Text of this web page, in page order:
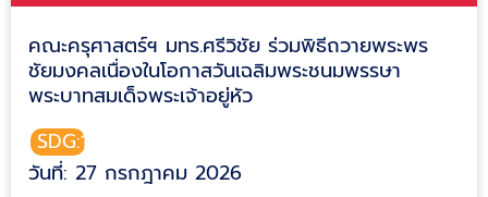
คณะครุศาสตร์ฯ มทร.ศรีวิชัย ร่วมพิธีถวายพระพร
ชัยมงคลเนื่องในโอกาสวันเฉลิมพระชนมพรรษา
พระบาทสมเด็จพระเจ้าอยู่หัว
SDG:11
วันที่: 27 กรกฎาคม 2026